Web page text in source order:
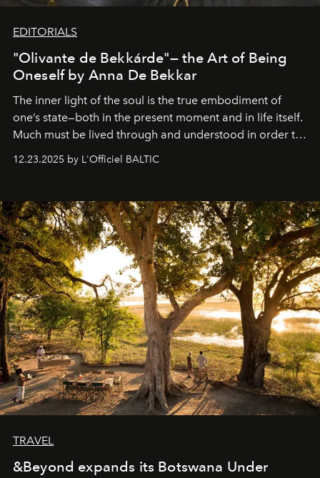
EDITORIALS
"Olivante de Bekkárde"— the Art of Being
Oneself by Anna De Bekkar
The inner light of the soul is the true embodiment of
one’s state—both in the present moment and in life itself.
Much must be lived through and understood in order to
preserve that crystal clarity of awareness, which not
everyone sees at once, not everyone understands
away. Time is essential, for beneath countless irresistible
masks, something truly beautiful hides modestly, without
seeking attention. To perceive the real essence, one
needs the art of reinterpretation. We have named this
look "Olivante".
12.23.2025 by L'Officiel BALTIC
TRAVEL
&Beyond expands its Botswana Under